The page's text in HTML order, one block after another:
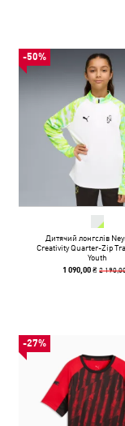
-50%
Дитячий лонгслів
Creativity Quarter-Zip
Youth
1 090,00 ₴2
-27%